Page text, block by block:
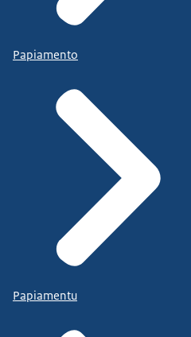
Papiamento
Papiamentu